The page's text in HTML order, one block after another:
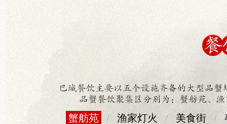
/
蟹舫苑 /
渔家灯火 /
美食街